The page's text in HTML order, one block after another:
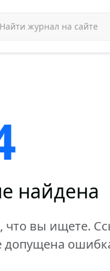
найдена
вы ищете.
допущена